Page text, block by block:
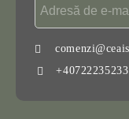
+40722235233